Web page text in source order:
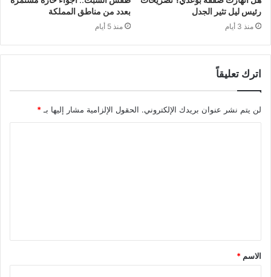
رئيس ليل تثير الجدل
منذ 3 أيام
بعدد من مناطق المملكة
منذ 5 أيام
اترك تعليقاً
لن يتم نشر عنوان بريدك الإلكتروني. الحقول الإلزامية مشار إليها بـ *
ق
*
الاسم *